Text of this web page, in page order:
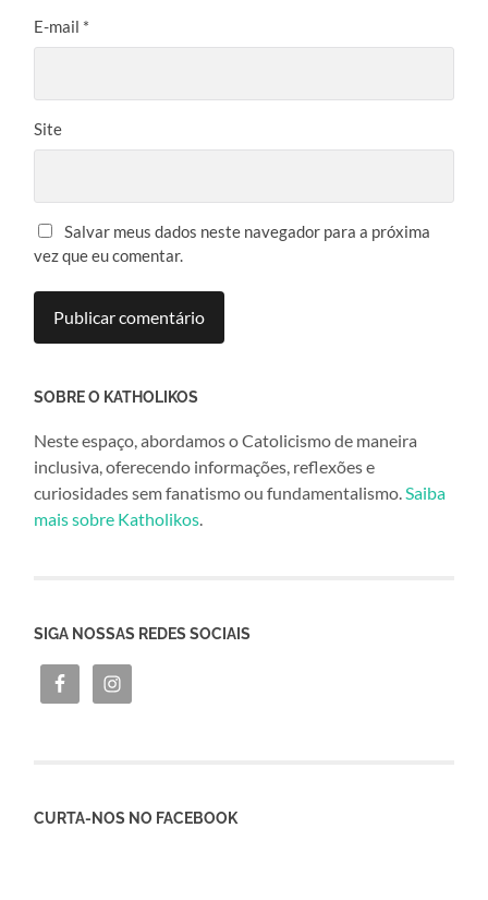
E-mail *
Site
Salvar meus dados neste navegador para a próxima
vez que eu comentar.
SOBRE O KATHOLIKOS
Neste espaço, abordamos o Catolicismo de maneira
inclusiva, oferecendo informações, reflexões e
curiosidades sem fanatismo ou fundamentalismo.Saiba
mais sobre Katholikos.
SIGA NOSSAS REDES SOCIAIS
CURTA-NOS NO FACEBOOK